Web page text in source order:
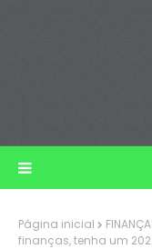
Página inicial
finanças, tenha um